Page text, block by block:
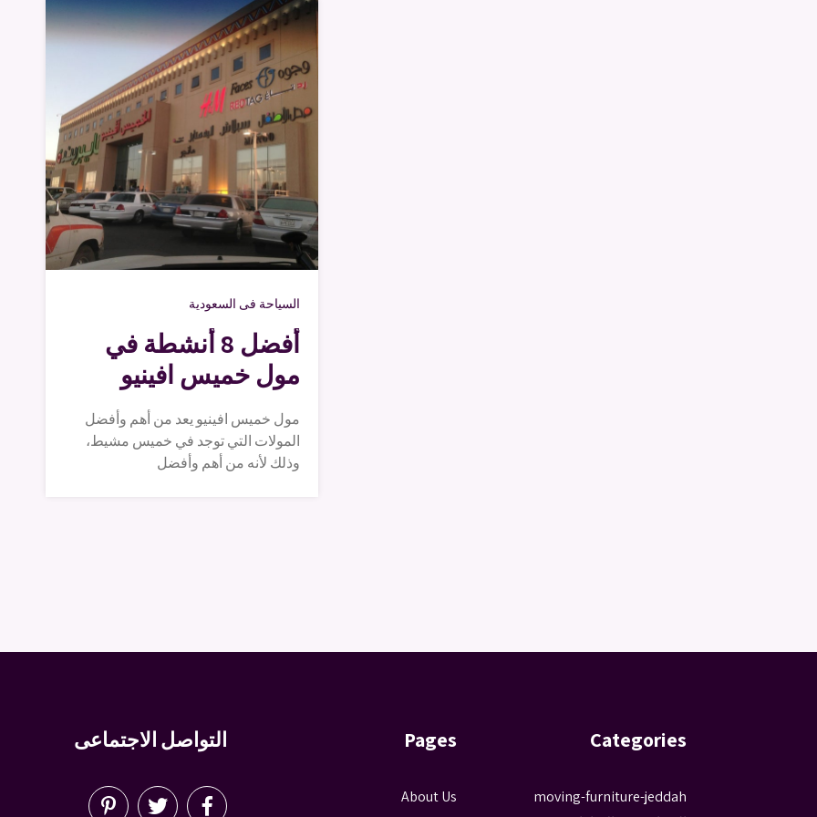
السياحة فى السعودية
أفضل 8 أنشطة في
مول خميس افينيو
مول خميس افينيو يعد من أهم وأفضل
المولات التي توجد في خميس مشيط،
وذلك لأنه من أهم وأفضل
Categories
moving-furniture-jeddah
Pages
About Us
التواصل الاجتماعى